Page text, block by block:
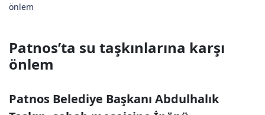
önlem
Patnos’ta su taşkınlarına karşı
önlem
Patnos Belediye Başkanı Abdulhalık